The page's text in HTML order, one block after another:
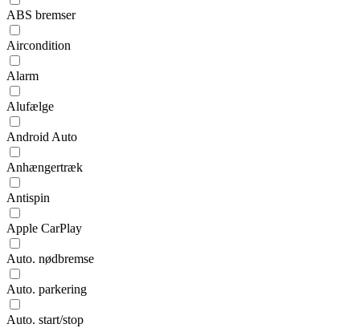
ABS bremser
Aircondition
Alarm
Alufælge
Android Auto
Anhængertræk
Antispin
Apple CarPlay
Auto. nødbremse
Auto. parkering
Auto. start/stop